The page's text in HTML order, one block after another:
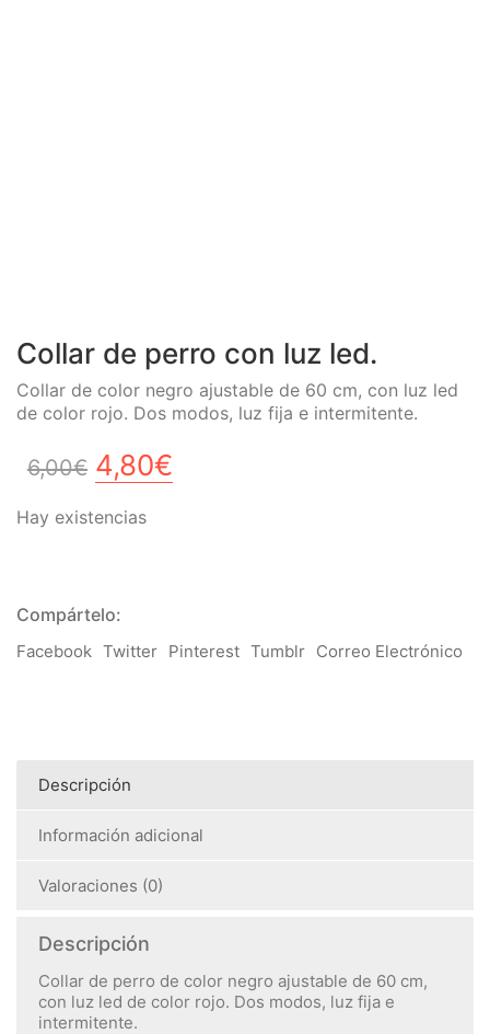
Collar de perro con luz led.
Collar de color negro ajustable de 60 cm, con luz led
de color rojo. Dos modos, luz fija e intermitente.
6,00€ El
original
6,00€.
4,80€
Hay existencias
Compártelo:
Facebook Twitter Pinterest Tumblr Correo Electrónico
Descripción
Información adicional
Valoraciones (0)
Descripción
Collar de perro de color negro ajustable de 60 cm,
con luz led de color rojo. Dos modos, luz fija e
intermitente.